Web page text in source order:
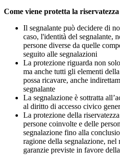
Come viene protetta la riservatezza
Il segnalante può decidere di
caso, l'identità del segnalante,
persone diverse da quelle
seguito alle segnalazioni
La protezione riguarda non
ma anche tutti gli elementi
possa ricavare, anche
segnalante
La segnalazione è sottratta
al diritto di accesso civico
La protezione della
persone coinvolte e delle
segnalazione fino alla
ragione della segnalazione, nel
garanzie previste in favore